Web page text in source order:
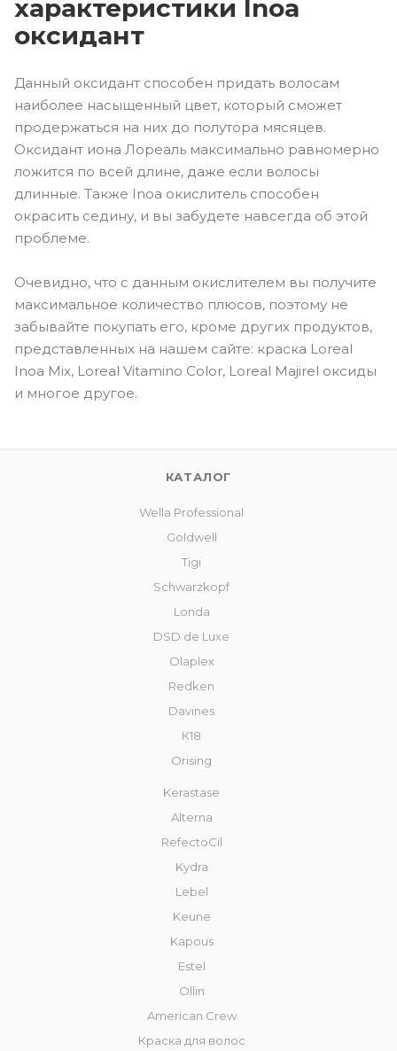
характеристики Inoa
оксидант
Данный оксидант способен придать волосам
наиболее насыщенный цвет, который сможет
продержаться на них до полутора мясяцев.
Оксидант иона Лореаль максимально равномерно
ложится по всей длине, даже если волосы
длинные. Также Inoa окислитель способен
окрасить седину, и вы забудете навсегда об этой
проблеме.
Очевидно, что с данным окислителем вы получите
максимальное количество плюсов, поэтому не
забывайте покупать его, кроме других продуктов,
представленных на нашем сайте: краска Loreal
Inoa Mix, Loreal Vitamino Color, Loreal Majirel оксиды
и многое другое.
КАТАЛОГ
Wella Professional
Goldwell
Tigi
Schwarzkopf
Londa
DSD de Luxe
Olaplex
Redken
Davines
К18
Orising
Kerastase
Alterna
RefectoCil
Kydra
Lebel
Keune
Kapous
Estel
Ollin
American Crew
Краска для волос